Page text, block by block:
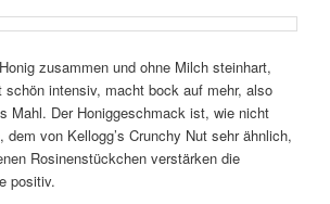
zusammen und ohne Milch steinhart,
schön intensiv, macht bock auf mehr, also
Mahl. Der Honiggeschmack ist, wie nicht
dem von Kellogg’s Crunchy Nut sehr ähnlich,
Rosinenstückchen verstärken die
positiv.